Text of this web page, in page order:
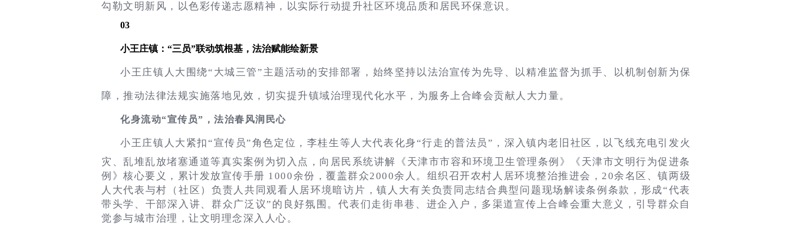
勾勒文明新风，以色彩传递志愿精神，以实际行动提升社区环境品质和居民环保意识。
03
小王庄镇：“三员”联动筑根基，法治赋能绘新景
小王庄镇人大围绕“大城三管”主题活动的安排部署，始终坚持以法治宣传为先导、以精准监督为抓手、以机制创新为保
障，推动法律法规实施落地见效，切实提升镇域治理现代化水平，为服务上合峰会贡献人大力量。
化身流动“宣传员”，法治春风润民心
小王庄镇人大紧扣“宣传员”角色定位，李桂生等人大代表化身“行走的普法员”，深入镇内老旧社区，以飞线充电引发火
灾、乱堆乱放堵塞通道等真实案例为切入点，向居民系统讲解《天津市市容和环境卫生管理条例》《天津市文明行为促进条
例》核心要义，累计发放宣传手册 1000余份，覆盖群众2000余人。组织召开农村人居环境整治推进会，20余名区、镇两级
人大代表与村（社区）负责人共同观看人居环境暗访片，镇人大有关负责同志结合典型问题现场解读条例条款，形成“代表
带头学、干部深入讲、群众广泛议”的良好氛围。代表们走街串巷、进企入户，多渠道宣传上合峰会重大意义，引导群众自
觉参与城市治理，让文明理念深入人心。